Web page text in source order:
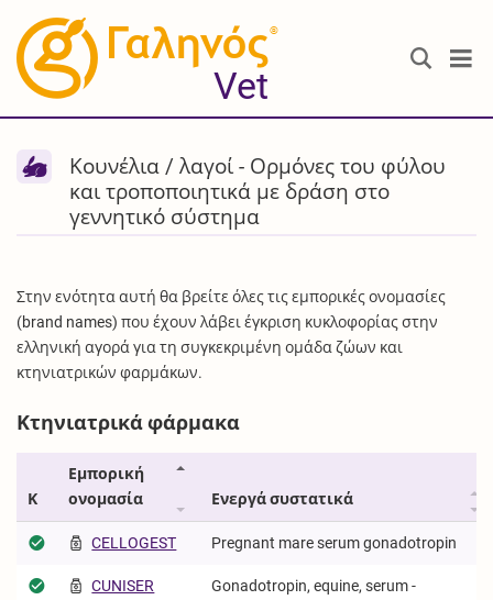
®
Vet
Κουνέλια / λαγοί - Ορμόνες του φύλου
και τροποποιητικά με δράση στο
γεννητικό σύστημα
Στην ενότητα αυτή θα βρείτε όλες τις εμπορικές ονομασίες
(brand names) που έχουν λάβει έγκριση κυκλοφορίας στην
ελληνική αγορά για τη συγκεκριμένη ομάδα ζώων και
κτηνιατρικών φαρμάκων.
Κτηνιατρικά φάρμακα
Κ
Εμπορική
ονομασία
Ενεργά συστατικά
CELLOGEST Pregnant mare serum gonadotropin
CUNISER
Gonadotropin, equine, serum -